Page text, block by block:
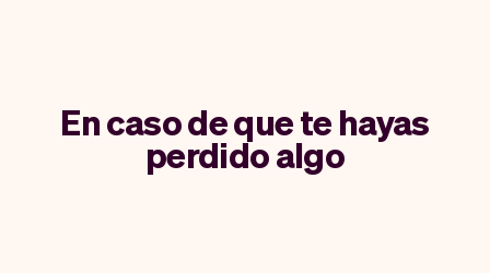
En caso de que te hayas
perdido algo